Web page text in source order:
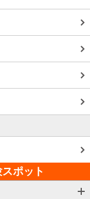
ポット